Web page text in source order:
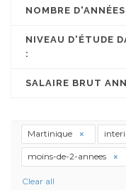
NOMBRE
NIVEAU D'ÉTUDE
:
SALAIRE BRUT
Martinique
moins-de-2-annees
Clear all